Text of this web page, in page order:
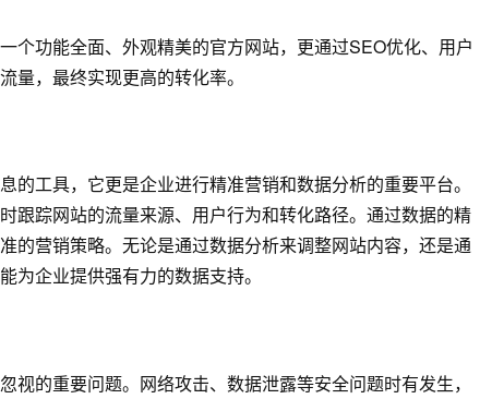
个功能全面、外观精美的官方网站，更通过SEO优化、用户
量，最终实现更高的转化率。
工具，它更是企业进行精准营销和数据分析的重要平台。
跟踪网站的流量来源、用户行为和转化路径。通过数据的精
的营销策略。无论是通过数据分析来调整网站内容，还是通
为企业提供强有力的数据支持。
的重要问题。网络攻击、数据泄露等安全问题时有发生，